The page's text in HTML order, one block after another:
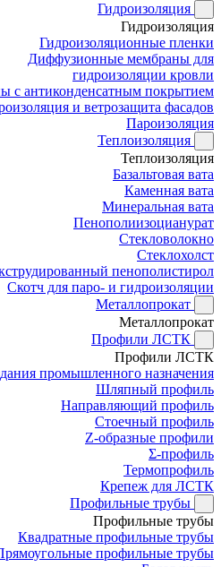
Гидроизоляция
Гидроизоляция
Гидроизоляционные пленки
Диффузионные мембраны для
гидроизоляции кровли
с антиконденсатным покрытием
и ветрозащита фасадов
Пароизоляция
Теплоизоляция
Теплоизоляция
Базальтовая вата
Каменная вата
Минеральная вата
Пенополиизоцианурат
Стекловолокно
Стеклохолст
пенополистирол
Скотч для паро- и гидроизоляции
Металлопрокат
Металлопрокат
Профили ЛСТК
Профили ЛСТК
промышленного назначения
Шляпный профиль
Направляющий профиль
Стоечный профиль
Z-образные профили
Σ-профиль
Термопрофиль
Крепеж для ЛСТК
Профильные трубы
Профильные трубы
Квадратные профильные трубы
профильные трубы